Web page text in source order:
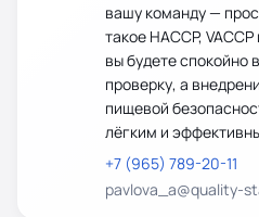
вашу команду —
такое HACCP,
вы будете спокойно
проверку, а
пищевой
лёгким и
+7 (965) 789-20-11
pavlova_a@quality-